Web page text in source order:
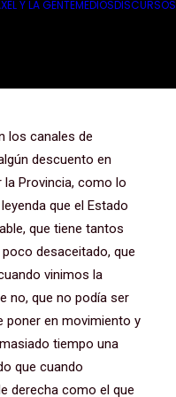
Y LA GENTEMEDIOSDISCURSOS
no le compraban la comida, ni la comida. Bueno, deuda, problemas por todos lados. Quiero decir que no prometimos ni un km. Mirá que estaba regalado, porque venían prometiendo, todos sabían prometido, era fácil entrar en la misma. No prometimos nada en caminos rurales. Tampoco prometimos esta planta de reciclado, cerrar los basurales. No prometimos traer ambulancias. Es al revés. Nosotros prometimos cero, pero esta es la ambulancia 207 que distribuimos en la PBA. Me parece que también es todo una declaración de principios, un manifiesto en materia de concepción política. Veníamos de una época donde nos prometieron ´pobreza cero´ ´la revolución de la alegría´, que nadie iba a perder nada, así terminamos. Era importante empezar a hacer una política distinta en una provincia tan extensa, que tiene pueblos como Tres Lomas, que tenía algunas necesidades históricas. Si uno dice que para invertir no sé, 2.000, 3.000, 4.000 millones de pesos, necesarios para tener esta maquinaria tan importante, o una ambulancia, 30 millones de pesos, fíjense los números, no puede una municipalidad. Son tres ambulancias que hemos traído, o sea para sustituir el parque nero de ambulancias. Patrulleros, nueve patrulleros, salen más o menos lo mismo que una ambulancia, nueve patrulleros cero kilómetros. Y así con todo. Pero, ¿qué pasa cuando un municipio sabe que sus recursos no le a